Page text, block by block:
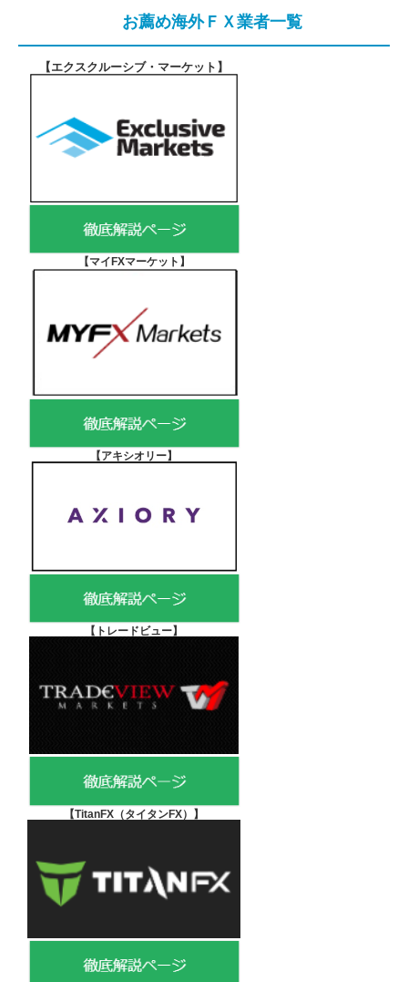
お薦め海外ＦＸ業者一覧
【エクスクルーシブ・マーケット 】
【マイFXマーケット 】
【アキシオリー】
【 トレードビュー】
【TitanFX（タイタンFX） 】